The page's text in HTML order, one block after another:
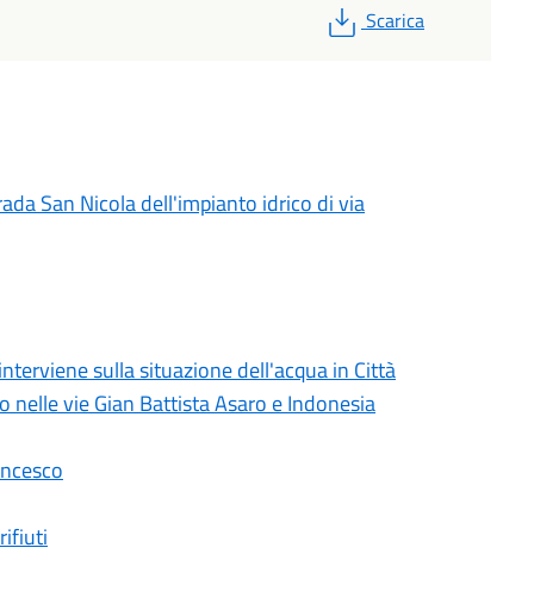
PDF
Scarica
San Nicola dell'impianto idrico di via
sulla situazione dell'acqua in Città
vie Gian Battista Asaro e Indonesia